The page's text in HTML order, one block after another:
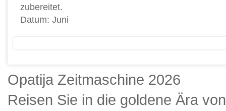
zubereitet.
Datum: Juni
Opatija Zeitmaschine 2026
Reisen Sie in die goldene Ära